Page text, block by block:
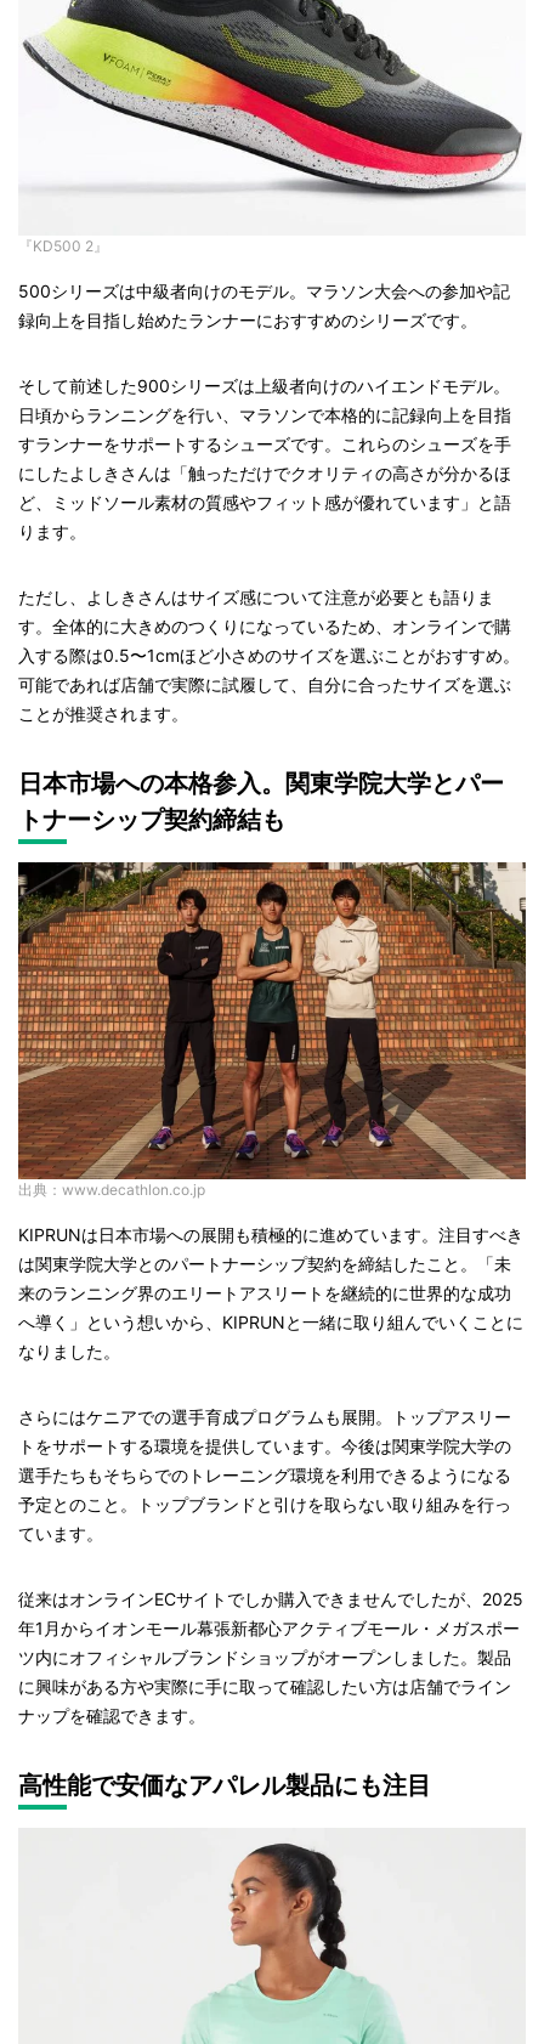
『KD500 2』
500シリーズは中級者向けのモデル。マラソン大会への参加や記
録向上を目指し始めたランナーにおすすめのシリーズです。
そして前述した900シリーズは上級者向けのハイエンドモデル。
日頃からランニングを行い、マラソンで本格的に記録向上を目指
すランナーをサポートするシューズです。これらのシューズを手
にしたよしきさんは「触っただけでクオリティの高さが分かるほ
ど、ミッドソール素材の質感やフィット感が優れています」と語
ります。
ただし、よしきさんはサイズ感について注意が必要とも語りま
す。全体的に大きめのつくりになっているため、オンラインで購
入する際は0.5〜1cmほど小さめのサイズを選ぶことがおすすめ。
可能であれば店舗で実際に試履して、自分に合ったサイズを選ぶ
ことが推奨されます。
日本市場への本格参入。関東学院大学とパー
トナーシップ契約締結も
出典：www.decathlon.co.jp
KIPRUNは日本市場への展開も積極的に進めています。注目すべき
は関東学院大学とのパートナーシップ契約を締結したこと。「未
来のランニング界のエリートアスリートを継続的に世界的な成功
へ導く」という想いから、KIPRUNと一緒に取り組んでいくことに
なりました。
さらにはケニアでの選手育成プログラムも展開。トップアスリー
トをサポートする環境を提供しています。今後は関東学院大学の
選手たちもそちらでのトレーニング環境を利用できるようになる
予定とのこと。トップブランドと引けを取らない取り組みを行っ
ています。
従来はオンラインECサイトでしか購入できませんでしたが、2025
年1月からイオンモール幕張新都心アクティブモール・メガスポー
ツ内にオフィシャルブランドショップがオープンしました。製品
に興味がある方や実際に手に取って確認したい方は店舗でライン
ナップを確認できます。
高性能で安価なアパレル製品にも注目